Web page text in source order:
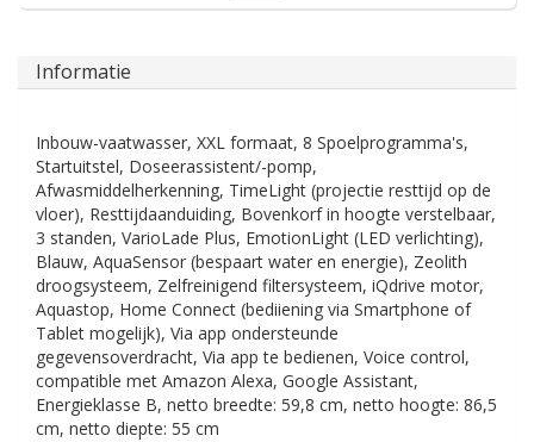
Informatie
Inbouw-vaatwasser, XXL formaat, 8 Spoelprogramma's,
Startuitstel, Doseerassistent/-pomp,
Afwasmiddelherkenning, TimeLight (projectie resttijd op de
vloer), Resttijdaanduiding, Bovenkorf in hoogte verstelbaar,
3 standen, VarioLade Plus, EmotionLight (LED verlichting),
Blauw, AquaSensor (bespaart water en energie), Zeolith
droogsysteem, Zelfreinigend filtersysteem, iQdrive motor,
Aquastop, Home Connect (bediiening via Smartphone of
Tablet mogelijk), Via app ondersteunde
gegevensoverdracht, Via app te bedienen, Voice control,
compatible met Amazon Alexa, Google Assistant,
Energieklasse B, netto breedte: 59,8 cm, netto hoogte: 86,5
cm, netto diepte: 55 cm